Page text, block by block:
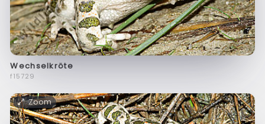
Wechselkröte
f15729
Zoom